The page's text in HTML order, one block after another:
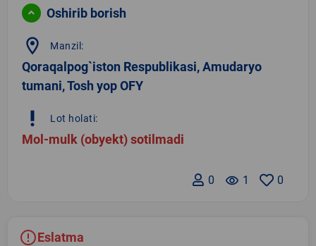
Oshirib borish
location_on Manzil:
Qoraqalpog`iston Respublikasi, Amudaryo
tumani, Tosh yop OFY
priority_high Lot holati:
Mol-mulk (obyekt) sotilmadi
0
remove_red_eye 1
0
Eslatma